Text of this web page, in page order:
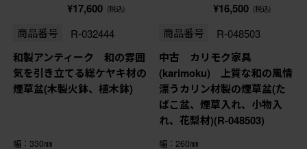
¥17,600 (税込)
商品番号 R-032444
和製アンティーク 和の雰囲
気を引き立てる総ケヤキ材の
煙草盆(木製火鉢、植木鉢)
幅：330㎜
¥16,500 (税込)
商品番号 R-048503
中古 カリモク家具
(karimoku) 上質な和の風情
漂うカリン材製の煙草盆(た
ばこ盆、煙草入れ、小物入
れ、花梨材)(R-048503)
幅：260㎜